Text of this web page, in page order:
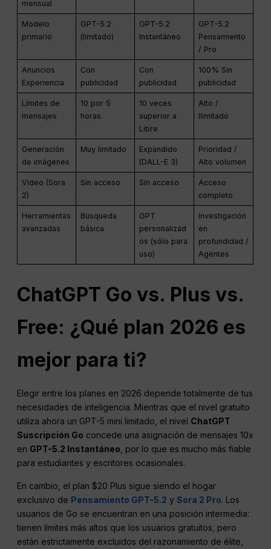
mensual
Modelo
primario
GPT-5.2
(limitado)
GPT-5.2
Instantáneo
GPT-5.2
Pensamiento
/ Pro
Anuncios
Experiencia
Con
publicidad
Con
publicidad
100% Sin
publicidad
Límites de
mensajes
10 por 5
horas
10 veces
superior a
Libre
Alto /
Ilimitado
Generación
de imágenes
Muy limitado
Expandido
(DALL-E 3)
Prioridad /
Alto volumen
Vídeo (Sora
2)
Sin acceso Sin acceso
Acceso
completo
Herramientas
avanzadas
Búsqueda
básica
GPT
personalizad
os (sólo para
uso)
Investigación
en
profundidad /
Agentes
ChatGPT Go vs. Plus vs.
Free: ¿Qué plan 2026 es
mejor para ti?
Elegir entre los planes en 2026 depende totalmente de tus
necesidades de inteligencia. Mientras que el nivel gratuito
utiliza ahora un GPT-5 mini limitado, el nivel ChatGPT
Suscripción Go concede una asignación de mensajes 10x
en GPT-5.2 Instantáneo , por lo que es mucho más fiable
para estudiantes y escritores ocasionales.
En cambio, el plan $20 Plus sigue siendo el hogar
exclusivo de Pensamiento GPT-5.2 ySora 2 Pro. Los
usuarios de Go se encuentran en una posición intermedia:
tienen límites más altos que los usuarios gratuitos, pero
están estrictamente excluidos del razonamiento de élite,